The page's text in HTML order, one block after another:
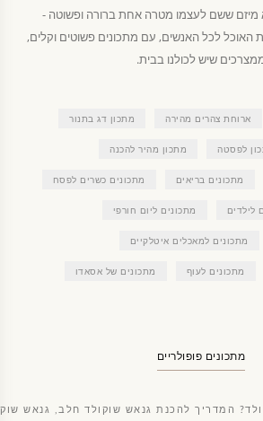
מיזם ששם לעצמו מטרה אחת ברורה ופשוטה -
לכל האנשים, עם מתכונים פשוטים וקלים,
שיש לכולנו בבית.
ארוחת צהרים מהירה מתכון דג בתנור
לפסטה מתכון מהיר להכנה
מתכונים בריאים מתכונים כשרים לפסח
לילדים מתכונים ליום חורפי
מתכונים למאכלים איטלקיים
מתכונים לעוף מתכונים של אסאדו
מתכונים פופולריים
המדריך להכנת גנאש שוקולד חלב, גנאש